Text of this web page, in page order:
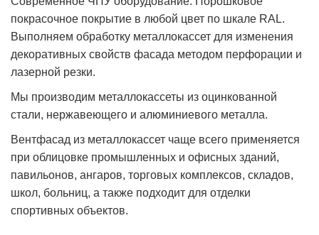
покрасочное покрытие в любой цвет по шкале RAL.
Выполняем обработку металлокассет для изменения
декоративных свойств фасада методом перфорации и
лазерной резки.
Мы производим металлокассеты из оцинкованной
стали, нержавеющего и алюминиевого металла.
Вентфасад из металлокассет чаще всего применяется
при облицовке промышленных и офисных зданий,
павильонов, ангаров, торговых комплексов, складов,
школ, больниц, а также подходит для отделки
спортивных объектов.